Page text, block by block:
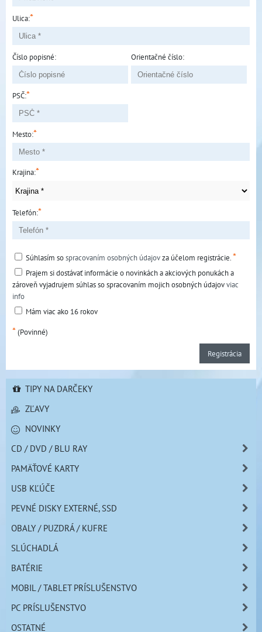
Ulica:*
Číslo popisné: Orientačné číslo:
PSČ:*
Mesto:*
Krajina:*
Telefón:*
Súhlasím sospracovaním osobných údajovza účelom registrácie.*
Prajem si dostávať informácie o novinkách a akciových ponukách a
zároveň vyjadrujem súhlas so spracovaním mojich osobných údajovviac
info
Mám viac ako 16 rokov
*(Povinné)
Registrácia
TIPY NA DARČEKY
ZĽAVY
NOVINKY
CD / DVD / BLU RAY
PAMÄŤOVÉ KARTY
USB KĽÚČE
PEVNÉ DISKY EXTERNÉ, SSD
OBALY / PUZDRÁ / KUFRE
SLÚCHADLÁ
BATÉRIE
MOBIL / TABLET PRÍSLUŠENSTVO
PC PRÍSLUŠENSTVO
OSTATNÉ